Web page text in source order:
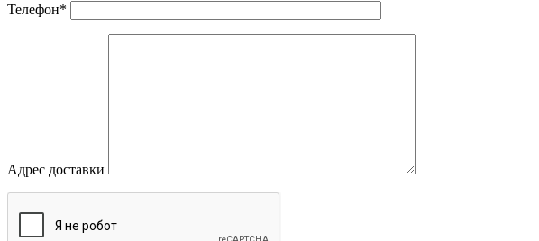
Телефон*
Адрес доставки